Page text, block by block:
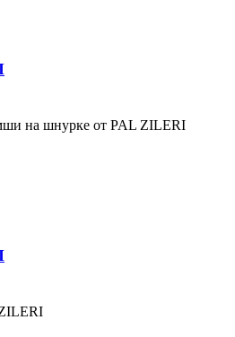
на шнурке от PAL ZILERI